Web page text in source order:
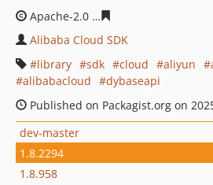
Apache-2.0
Alibaba Cloud SDK
library
sdk cloud aliyun
alibabacloud
dybaseapi
Published on Packagist.org on
dev-master
1.8.2294
1.8.958